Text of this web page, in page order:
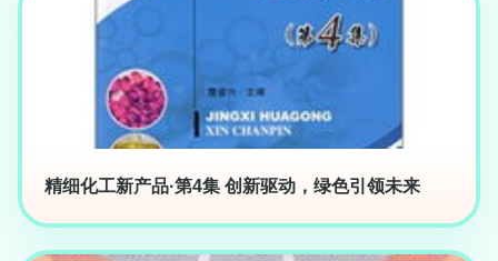
精细化工新产品·第4集 创新驱动，绿色引领未来